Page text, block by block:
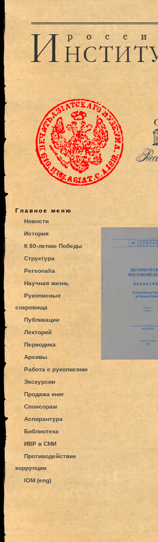
Главное меню
Новости
История
К 80-летию Победы
Структура
Personalia
Научная жизнь
Рукописные
сокровища
Публикации
Лекторий
Периодика
Архивы
Работа с рукописями
Экскурсии
Продажа книг
Спонсорам
Аспирантура
Библиотека
ИВР в СМИ
Противодействие
коррупции
IOM (eng)